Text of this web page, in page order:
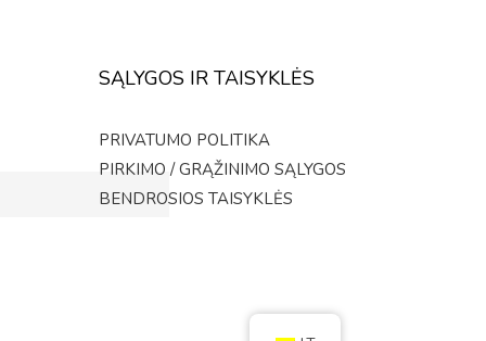
SĄLYGOS IR TAISYKLĖS
PRIVATUMO POLITIKA
PIRKIMO / GRĄŽINIMO SĄLYGOS
BENDROSIOS TAISYKLĖS